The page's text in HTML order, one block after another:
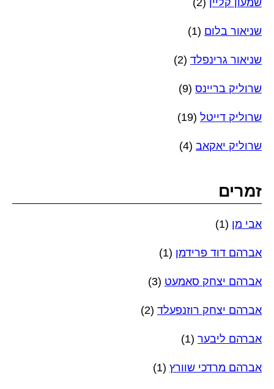
שניאור בלום (1)
שניאור גרינפלד (2)
שרוליק בריינס (9)
שרוליק דייטל (19)
שרוליק יאקאב (4)
זמרים
אבי מן (1)
אברהם דוד פרידמן (1)
אברהם יצחק סאמעט (3)
אברהם יצחק רוזנפעלד (2)
אברהם ליבער (1)
אברהם מרדכי שוורץ (1)